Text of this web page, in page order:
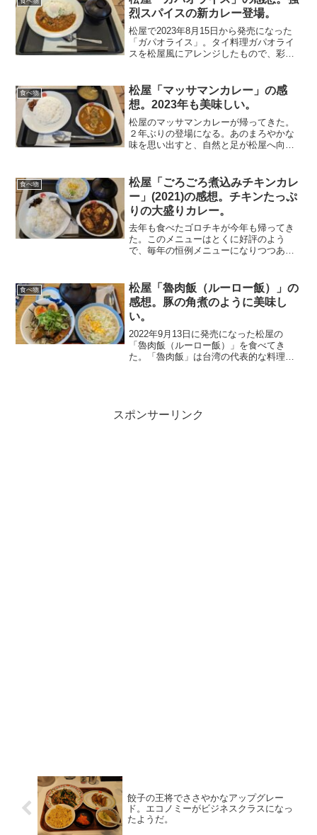
りもよく、見ただけで食欲...
烈スパイスの新カレー登場。
松屋で2023年8月15日から発売になった
「ガパオライス」。タイ料理ガパオライ
スを松屋風にアレンジしたもので、彩鮮
とズッキーニ、鶏粗挽き肉などが入って
いる。そして半熟目...
食べ物
松屋「マッサマンカレー」の感
想。2023年も美味しい。
松屋のマッサマンカレーが帰ってきた。
２年ぶりの登場になる。あのまろやかな
味を思い出すと、自然と足が松屋へ向か
が、今回は少し弱めかな。まろやかさだ
けが特に目立つ味わいだ。...
食べ物
松屋「ごろごろ煮込みチキンカレ
ー」(2021)の感想。チキンたっぷ
りの大盛りカレー。
去年も食べたゴロチキが今年も帰ってき
た。このメニューはとくに好評のよう
で、毎年の恒例メニューになりつつあ
を見るだけで、ごろチキの名前にふさわ
しいと思える。カレーは以前の...
食べ物
松屋「魯肉飯（ルーロー飯）」の
感想。豚の角煮のように美味し
い。
2022年9月13日に発売になった松屋の
「魯肉飯（ルーロー飯）」を食べてき
た。「魯肉飯」は台湾の代表的な料理。
スポンサーリンク
餃子の王将でささやかなアップグレー
ド。エコノミーがビジネスクラスになっ
たようだ。